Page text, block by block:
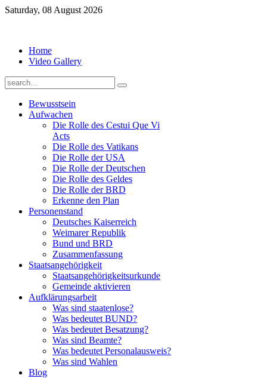
Saturday, 08 August 2026
Home
Video Gallery
Bewusstsein
Aufwachen
Die Rolle des Cestui Que Vi
Acts
Die Rolle des Vatikans
Die Rolle der USA
Die Rolle der Deutschen
Die Rolle des Geldes
Die Rolle der BRD
Erkenne den Plan
Personenstand
Deutsches Kaiserreich
Weimarer Republik
Bund und BRD
Zusammenfassung
Staatsangehörigkeit
Staatsangehörigkeitsurkunde
Gemeinde aktivieren
Aufklärungsarbeit
Was sind staatenlose?
Was bedeutet BUND?
Was bedeutet Besatzung?
Was sind Beamte?
Was bedeutet Personalausweis?
Was sind Wahlen
Blog